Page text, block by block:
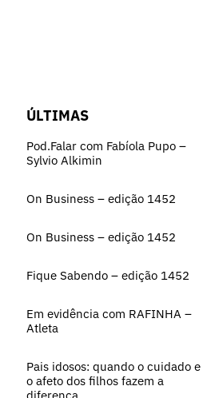
ÚLTIMAS
Pod.Falar com Fabíola Pupo –
Sylvio Alkimin
On Business – edição 1452
On Business – edição 1452
Fique Sabendo – edição 1452
Em evidência com RAFINHA –
Atleta
Pais idosos: quando o cuidado e
o afeto dos filhos fazem a